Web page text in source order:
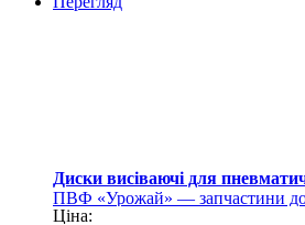
Диски висіваючі для
ПВФ «Урожай» — запчастини до
Ціна: